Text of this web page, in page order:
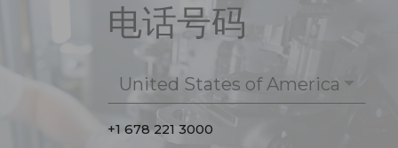
电话号码
United States of America
+1 678 221 3000